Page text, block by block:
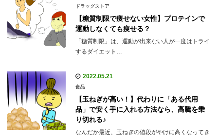
ドラッグストア
【糖質制限で痩せない女性】プロテインで
運動しなくても痩せる？
「糖質制限」は、運動が出来ない人が一度はトライ
するダイエット…
2022.05.21
食品
【玉ねぎが高い！】代わりに「ある代用
品」で安く手に入れる方法なら、高騰を乗
り切れる♪
なんだか最近、玉ねぎの値段がやけに高くなってき